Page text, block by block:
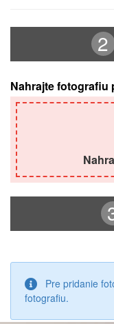
Nahrajte fotografiu
Pre pridanie
fotografiu.